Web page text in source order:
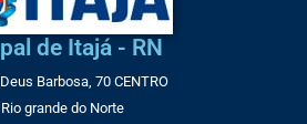
de Itajá - RN
Barbosa, 70 CENTRO
grande do Norte